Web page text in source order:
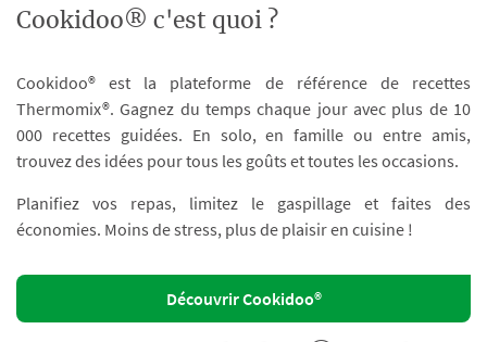
Cookidoo® c'est quoi ?
Cookidoo® est la plateforme de référence de recettes
Thermomix®. Gagnez du temps chaque jour avec plus de 10
000 recettes guidées. En solo, en famille ou entre amis,
trouvez des idées pour tous les goûts et toutes les occasions.
Planifiez vos repas, limitez le gaspillage et faites des
économies. Moins de stress, plus de plaisir en cuisine !
Découvrir Cookidoo®